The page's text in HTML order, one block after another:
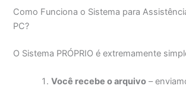
Como Funciona o Sistema para
PC?
O Sistema PRÓPRIO é extremamente
Você recebe o arquivo –